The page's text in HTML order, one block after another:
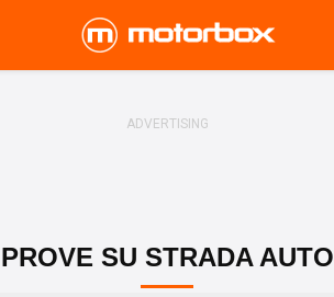
PROVE SU STRADA AUTO